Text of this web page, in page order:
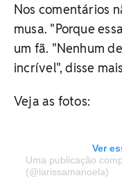
Nos comentários
musa. "Porque
um fã. "Nenhum
incrível", disse
Veja as fotos:
Ver
Uma publicação
(@larissamanoela)